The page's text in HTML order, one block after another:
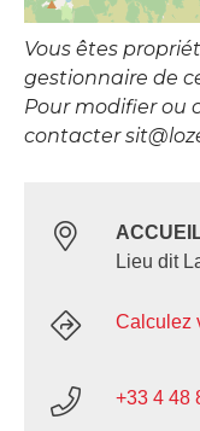
Vous êtes
gestionnaire de
Pour modifier ou
contacter
Lieu dit
Calculez
+33 4 48